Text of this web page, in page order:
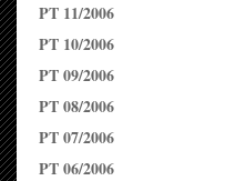
PT 11/2006
PT 10/2006
PT 09/2006
PT 08/2006
PT 07/2006
PT 06/2006